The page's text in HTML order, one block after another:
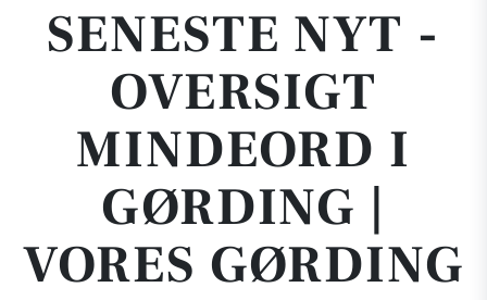
SENESTE NYT -
OVERSIGT
MINDEORD I
GØRDING |
VORES GØRDING